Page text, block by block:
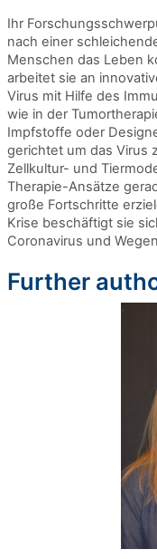
Ihr
nach einer
Menschen das Leben
arbeitet sie an
Virus mit Hilfe des
wie in der
Impfstoffe oder
gerichtet um das Virus
Zellkultur- und
Therapie-Ansätze
große Fortschritte
Krise beschäftigt sie
Coronavirus und
Further